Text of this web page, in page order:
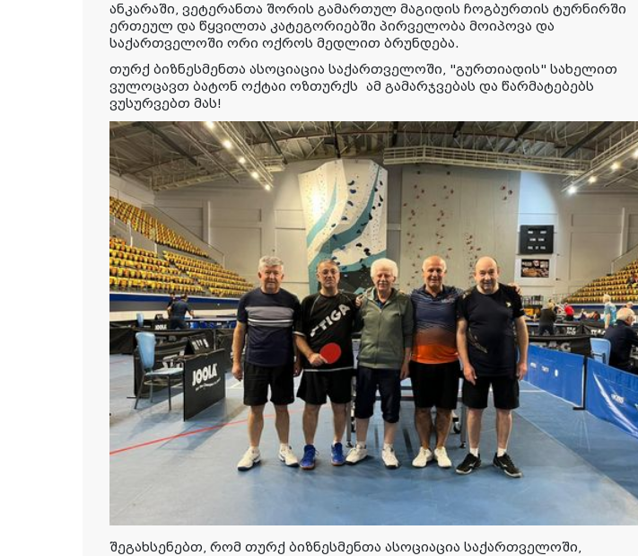
ანკარაში, ვეტერანთა შორის გამართულ მაგიდის ჩოგბურთის ტურნირში
ერთეულ და წყვილთა კატეგორიებში პირველობა მოიპოვა და
საქართველოში ორი ოქროს მედლით ბრუნდება.
თურქ ბიზნესმენთა ასოციაცია საქართველოში, "გურთიადის" სახელით
ვულოცავთ ბატონ ოქტაი ოზთურქს ამ გამარჯვებას და წარმატებებს
ვუსურვებთ მას!
შეგახსენებთ, რომ თურქ ბიზნესმენთა ასოციაცია საქართველოში,